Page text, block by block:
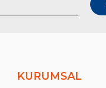
KURUMSAL